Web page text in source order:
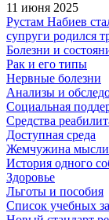
11 июня 2025
Рустам Набиев
супруги родился
Болезни и
Рак и его типы
Нервные болезни
Анализы и
Социальная
Средства
Доступная среда
Жемчужина мысли
История одного
Здоровье
Льготы и пособия
Список учебных